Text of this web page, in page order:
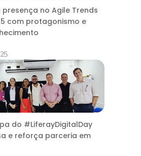
no Agile Trends
com protagonismo e
do #LiferayDigitalDay
e reforça parceria em